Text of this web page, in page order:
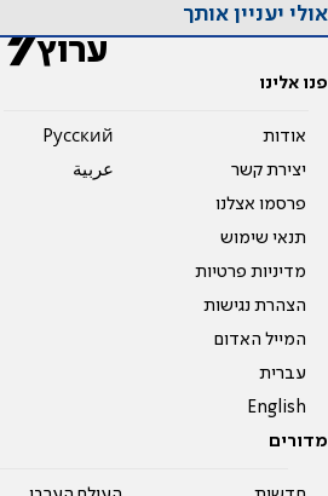
אולי יעניין אותך
פנו אלינו
אודות
יצירת קשר
פרסמו אצלנו
תנאי שימוש
מדיניות פרטיות
הצהרת נגישות
המייל האדום
עברית
English
Pусский
عربية
מדורים